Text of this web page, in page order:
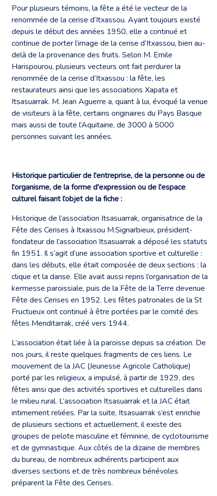
Pour plusieurs témoins, la fête a été le vecteur de la
renommée de la cerise d’Itxassou. Ayant toujours existé
depuis le début des années 1950, elle a continué et
continue de porter l’image de la cerise d’Itxassou, bien au-
delà de la provenance des fruits. Selon M. Emile
Harispourou, plusieurs vecteurs ont fait perdurer la
renommée de la cerise d’Itxassou : la fête, les
restaurateurs ainsi que les associations Xapata et
Itsasuarrak. M. Jean Aguerre a, quant à lui, évoqué la venue
de visiteurs à la fête, certains originaires du Pays Basque
mais aussi de toute l’Aquitaine, de 3000 à 5000
personnes suivant les années.
Historique particulier de l'entreprise, de la personne ou de
l'organisme, de la forme d'expression ou de l'espace
culturel faisant l’objet de la fiche :
Historique de l’association Itsasuarrak, organisatrice de la
Fête des Cerises à Itxassou M.Signarbieux, président-
fondateur de l’association Itsasuarrak a déposé les statuts
fin 1951. Il s’agit d’une association sportive et culturelle :
dans les débuts, elle était composée de deux sections : la
clique et la danse. Elle avait aussi repris l’organisation de la
kermesse paroissiale, puis de la Fête de la Terre devenue
Fête des Cerises en 1952. Les fêtes patronales de la St
Fructueux ont continué à être portées par le comité des
fêtes Menditarrak, créé vers 1944.
L’association était liée à la paroisse depuis sa création. De
nos jours, il reste quelques fragments de ces liens. Le
mouvement de la JAC (Jeunesse Agricole Catholique)
porté par les religieux, a impulsé, à partir de 1929, des
fêtes ainsi que des activités sportives et culturelles dans
le milieu rural. L’association Itsasuarrak et la JAC était
intimement reliées. Par la suite, Itsasuarrak s’est enrichie
de plusieurs sections et actuellement, il existe des
groupes de pelote masculine et féminine, de cyclotourisme
et de gymnastique. Aux côtés de la dizaine de membres
du bureau, de nombreux adhérents participent aux
diverses sections et de très nombreux bénévoles
préparent la Fête des Cerises.